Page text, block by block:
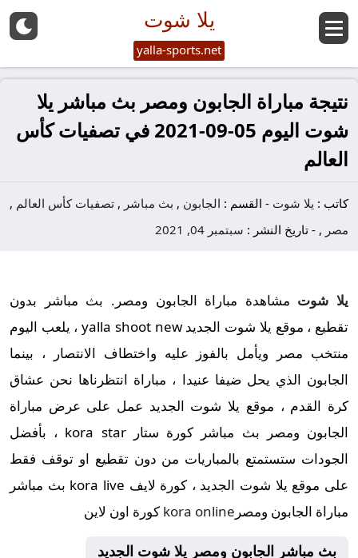
يلا شوت
yalla-sports.net
نتيجة مباراة الجابون ومصر بث مباشر يلا
شوت اليوم 05-09-2021 في تصفيات كأس
العالم
كاتب : يلا شوت - القسم : الجابون , بث مباشر , تصفيات كأس العالم ,
مصر ,
- تاريخ النشر : سبتمبر 04, 2021
يلا شوت مشاهدة مباراة الجابون ومصر. بث مباشر بدون
تقطيع ، موقع يلا شوت الجديد yalla shoot new ، يلعب اليوم
منتخب مصر ويأمل بالفوز عليه واختطاف الانتصار ، بينما
الجابون الذي يحل ضيفا عنيدا ، مباراة انتظرناها نحن عشاق
كرة القدم ، موقع يلا شوت الجديد عمل على عرض مباراة
الجابون ومصر بث مباشر كورة ستار kora star ، بأفضل
الجودات ستستمتع بالمباريات من دون تقطيع او توقف فقط
على موقع يلا شوت الجديد ، كورة لايف kora live بث مباشر
مباراة الجابون ومصر kora online كورة اون لاين
بث مباشر الجابون ومصر يلا شوت الجديد